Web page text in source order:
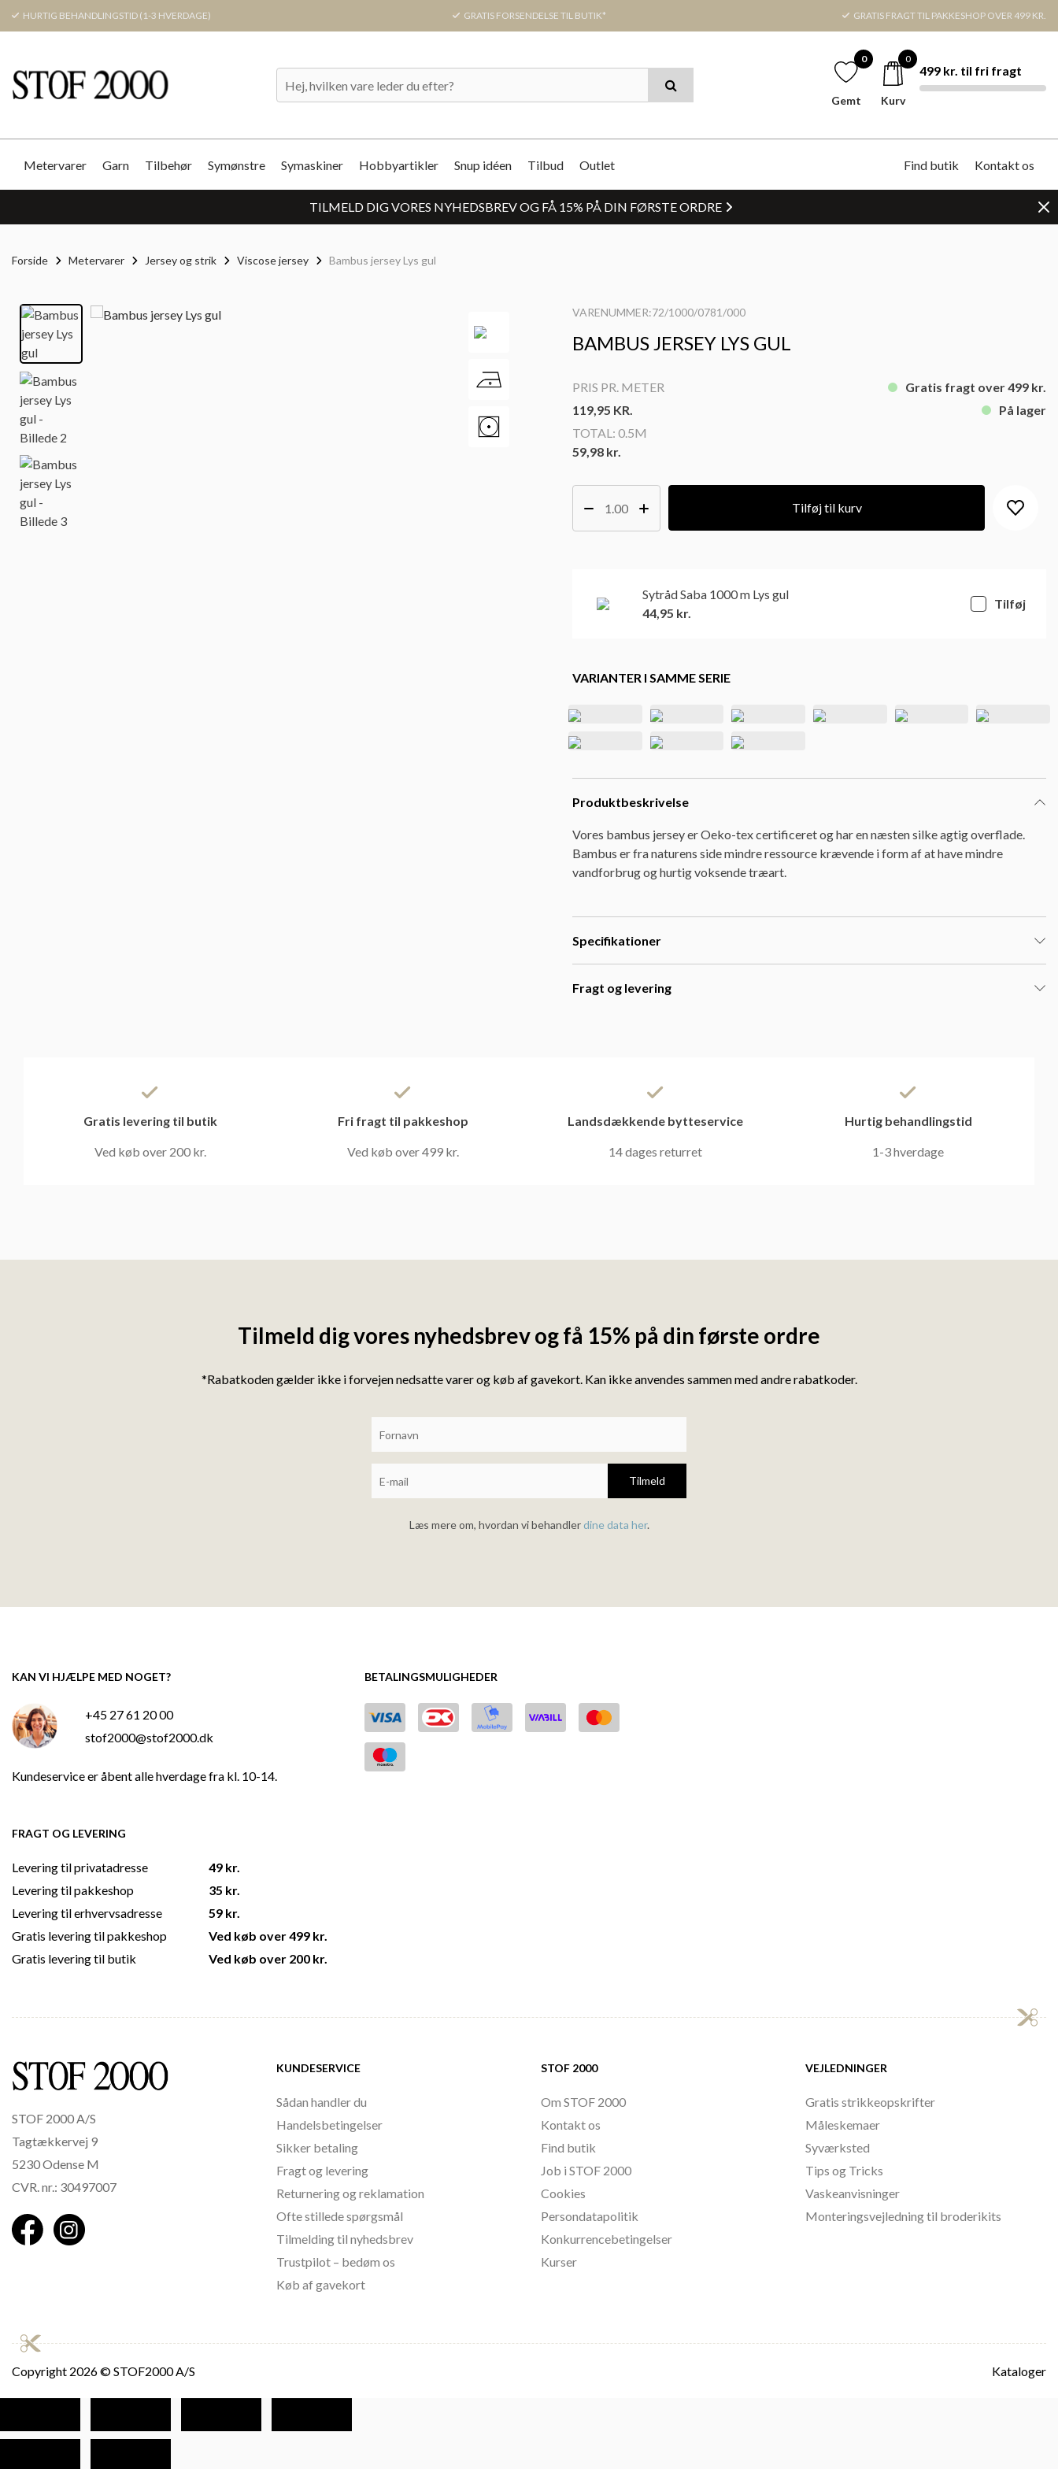
HURTIG BEHANDLINGSTID (1-3 HVERDAGE) GRATIS FORSENDELSE TIL BUTIK* GRATIS FRAGT TIL PAKKESHOP OVER 499 KR.
0
Gemt
0
Kurv
499 kr. til fri fragt
Metervarer Garn Tilbehør Symønstre Symaskiner Hobbyartikler Snup idéen Tilbud Outlet Find butik Kontakt os
TILMELD DIG VORES NYHEDSBREV OG FÅ 15% PÅ DIN FØRSTE ORDRE
Forside Metervarer Jersey og strik Viscose jersey Bambus jersey Lys gul
VARENUMMER:72/1000/0781/000
BAMBUS JERSEY LYS GUL
PRIS PR. METER
119,95 KR.
TOTAL: 0.5M
59,98 kr.
Gratis fragt over 499 kr.
På lager
Tilføj til kurv
Sytråd Saba 1000 m Lys gul
44,95 kr.
Tilføj
VARIANTER I SAMME SERIE
Produktbeskrivelse
Vores bambus jersey er Oeko-tex certificeret og har en næsten silke agtig overflade.
Bambus er fra naturens side mindre ressource krævende i form af at have mindre
vandforbrug og hurtig voksende træart.
Specifikationer
Fragt og levering
Gratis levering til butik
Ved køb over 200 kr.
Fri fragt til pakkeshop
Ved køb over 499 kr.
Landsdækkende bytteservice
14 dages returret
Hurtig behandlingstid
1-3 hverdage
Tilmeld dig vores nyhedsbrev og få 15% på din første ordre
*Rabatkoden gælder ikke i forvejen nedsatte varer og køb af gavekort. Kan ikke anvendes sammen med andre rabatkoder.
Tilmeld
Læs mere om, hvordan vi behandlerdine data her.
KAN VI HJÆLPE MED NOGET?
+45 27 61 20 00
stof2000@stof2000.dk
Kundeservice er åbent alle hverdage fra kl. 10-14.
BETALINGSMULIGHEDER
FRAGT OG LEVERING
Levering til privatadresse
Levering til pakkeshop
Levering til erhvervsadresse
Gratis levering til pakkeshop
Gratis levering til butik
49 kr.
35 kr.
59 kr.
Ved køb over 499 kr.
Ved køb over 200 kr.
STOF 2000 A/S
Tagtækkervej 9
5230 Odense M
CVR. nr.: 30497007
KUNDESERVICE
Sådan handler du
Handelsbetingelser
Sikker betaling
Fragt og levering
Returnering og reklamation
Ofte stillede spørgsmål
Tilmelding til nyhedsbrev
Trustpilot – bedøm os
Køb af gavekort
STOF 2000
Om STOF 2000
Kontakt os
Find butik
Job i STOF 2000
Cookies
Persondatapolitik
Konkurrencebetingelser
Kurser
VEJLEDNINGER
Gratis strikkeopskrifter
Måleskemaer
Syværksted
Tips og Tricks
Vaskeanvisninger
Monteringsvejledning til broderikits
Copyright 2026 © STOF2000 A/S Kataloger